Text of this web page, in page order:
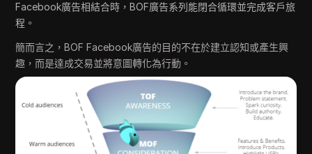
Facebook廣告相結合時，BOF廣告系列能閉合循環並完成客戶旅
程。
簡而言之，BOF Facebook廣告的目的不在於建立認知或產生興
趣，而是達成交易並將意圖轉化為行動。